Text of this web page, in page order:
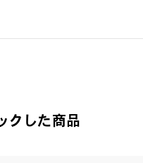
クした商品